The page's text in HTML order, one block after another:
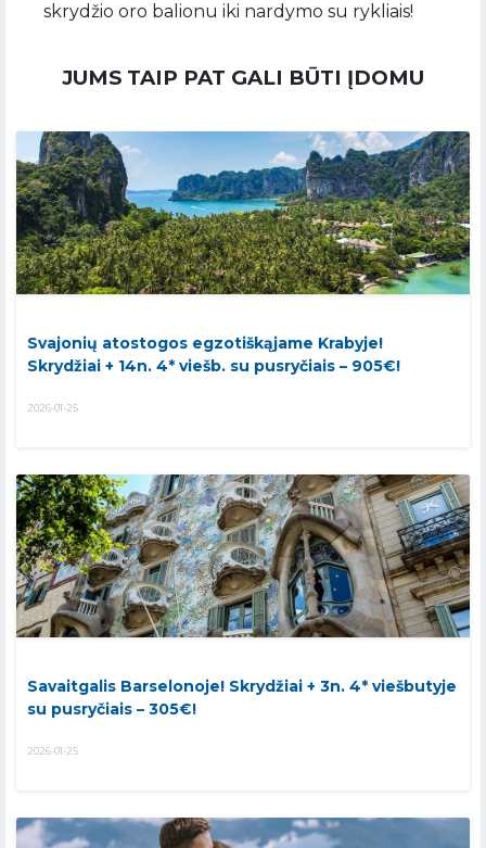
skrydžio oro balionu iki nardymo su rykliais!
JUMS TAIP PAT GALI BŪTI ĮDOMU
Svajonių atostogos egzotiškąjame Krabyje!
Skrydžiai + 14n. 4* viešb. su pusryčiais – 905€!
2026-01-25
Savaitgalis Barselonoje! Skrydžiai + 3n. 4* viešbutyje
su pusryčiais – 305€!
2026-01-25